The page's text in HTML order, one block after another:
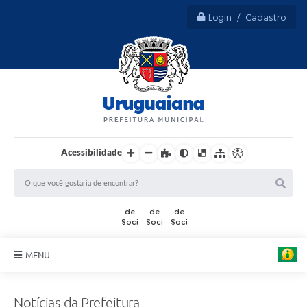
Login / Cadastro
Acessibilidade
MENU
Notícias da Prefeitura